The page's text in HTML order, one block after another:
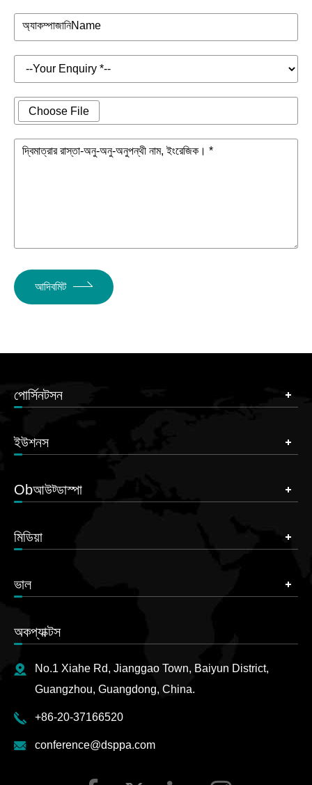
অ্যাকম্পাজানিName
Choose File
দ্বিমাত্রার রাস্তা-অনু-অনু-অনুপন্থী নাম, ইংরেজিক। *
আদিবমিট
পোর্সিনটসন
ইউশনস
Obআউট্ডাস্পা
মিডিয়া
ভাল
অকপ্যাক্টস
No.1 Xiahe Rd, Jianggao Town, Baiyun District,
Guangzhou, Guangdong, China.
+86-20-37166520
conference@dsppa.com